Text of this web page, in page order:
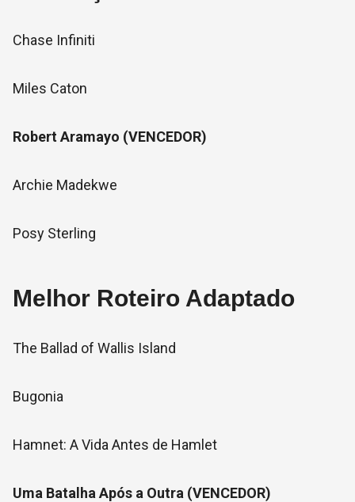
Chase Infiniti
Miles Caton
Robert Aramayo (VENCEDOR)
Archie Madekwe
Posy Sterling
Melhor Roteiro Adaptado
The Ballad of Wallis Island
Bugonia
Hamnet: A Vida Antes de Hamlet
Uma Batalha Após a Outra (VENCEDOR)